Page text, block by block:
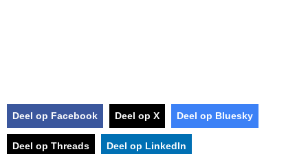
Deel op Facebook Deel op X Deel op Bluesky
Deel op Threads Deel op LinkedIn